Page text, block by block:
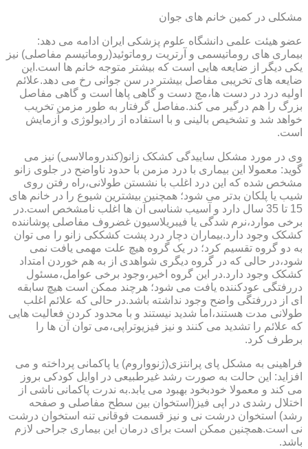
مشکلی در کمین خانم های جوان
عضو هیئت علمی دانشگاه علوم پزشکی ایران ادامه می دهد:
بیماری های روماتیسمی و آرتریت روماتوئید(روماتیسم مفاصلی) نیز
یکی دیگر از ضایعه هایی است که بیشتر متوجه خانم ها است.این
ضایعه های تخریبی مفاصل بیشتر در سن جوانی رخ می دهد.علائم
اولیه درد در دست ها،مچ دست و گاهی پاها است و گاهی مفاصل
بزرگ را هم درگیر می کند.مفاصل گرفتار به طور مزمن تخریب
خواهد شد و تشخیص بالینی و با استفاده از رادیولوژی و آزمایش
است.
وی در مورد مشکل ساییدگی کشکک زانو(کندرومالاسی) نیز می
گوید: معمولا این بیماری با درد مزمن با حدود ناواضح در جلوی زانو
مشخص شده که این درد اغلب با نشستن طولانی،راه رفتن روی
شیب یا پلکان بدتر می شود؛ همچنین بیشترین شیوع را در خانم های
15 تا 35 سال دارد و آسیب شناسی آن ها اغلب نامشخص است.در
برخی موارد،نرم شدگی یا فیبریلاسیون غضروف مفاصلی پوشاننده
کشکک وجود دارد.بیماران دچار درد پشت کشککی زانو را می توان
به دو گروه تقسیم کرد؛ در یک گروه هیچ علت مهمی یافت نمی
شود،در حالی که در گروه دیگری شواهدی از به هم خوردن امتداد
کشکک وجود دارد.در این گروه اخیر،وجود برخی عوامل،مسئول
دررفتگی عودکننده یافت می شود؛ هرچند ممکن است هیچ سابقه
ای از دررفتگی واضح وجود نداشته باشد.در حالی که علائم اغلب
طولانی مدت هستند،اما شدید نیستند و با محدود کردن فعالیت هایی
که علائم را تشدید می کنند و نیز فیزیوتراپی،می توان آن ها را
برطرف کرد.
فراهینی به مشکل پای پرانتزی(ژنوواروم) یا پاکمانی پرداخته و می
افزاید: این حالت به صورت رشد غیرطبیعی در اوایل کودکی بروز
می کند و معمولا خودبخود بهبود می یابد.به ندرت پاکمانی ناشی از
اختلال رشدی در اپی فیز(استخوان بین سطح مفاصلی و صفحه
رشد) استخوان درشت نی و نیز قسمت فوقانی تنه استخوان درشت
نی است.همچنین ممکن است برای درمان این بیماری جراحی لازم
باشد.